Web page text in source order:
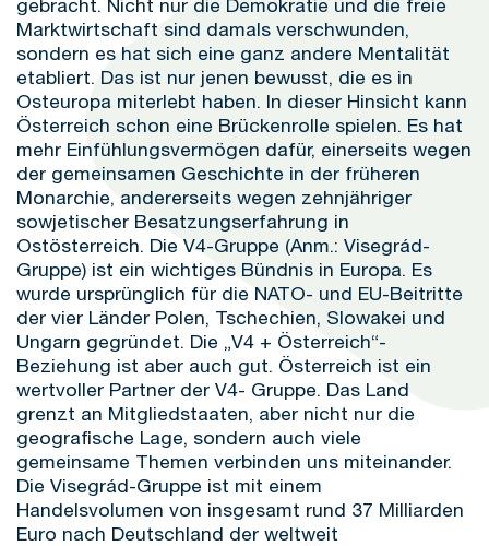
gebracht. Nicht nur die Demokratie und die freie
Marktwirtschaft sind damals verschwunden,
sondern es hat sich eine ganz andere Mentalität
etabliert. Das ist nur jenen bewusst, die es in
Osteuropa miterlebt haben. In dieser Hinsicht kann
Österreich schon eine Brückenrolle spielen. Es hat
mehr Einfühlungsvermögen dafür, einerseits wegen
der gemeinsamen Geschichte in der früheren
Monarchie, andererseits wegen zehnjähriger
sowjetischer Besatzungserfahrung in
Ostösterreich. Die V4-Gruppe (Anm.: Visegrád-
Gruppe) ist ein wichtiges Bündnis in Europa. Es
wurde ursprünglich für die NATO- und EU-Beitritte
der vier Länder Polen, Tschechien, Slowakei und
Ungarn gegründet. Die „V4 + Österreich“-
Beziehung ist aber auch gut. Österreich ist ein
wertvoller Partner der V4- Gruppe. Das Land
grenzt an Mitgliedstaaten, aber nicht nur die
geografische Lage, sondern auch viele
gemeinsame Themen verbinden uns miteinander.
Die Visegrád-Gruppe ist mit einem
Handelsvolumen von insgesamt rund 37 Milliarden
Euro nach Deutschland der weltweit